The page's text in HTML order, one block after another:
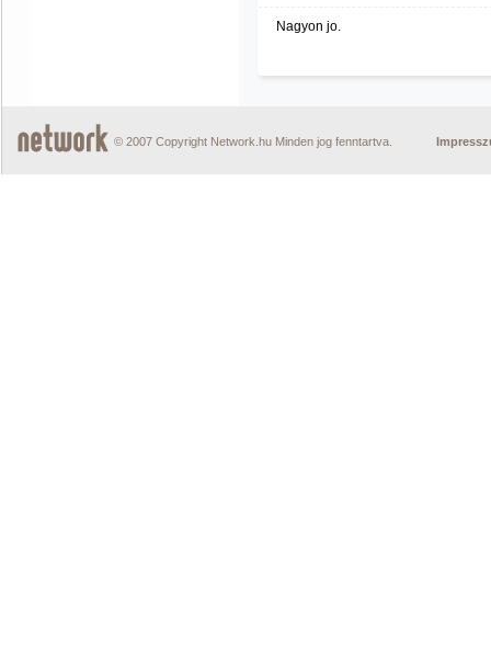
Nagyon jo.
© 2007 Copyright Network.hu Minden jog fenntartva.